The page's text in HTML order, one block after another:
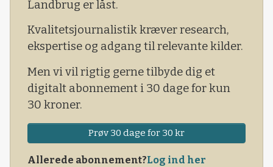
Landbrug er låst.
Kvalitetsjournalistik kræver research,
ekspertise og adgang til relevante kilder.
Men vi vil rigtig gerne tilbyde dig et
digitalt abonnement i 30 dage for kun
30 kroner.
Prøv 30 dage for 30 kr
Allerede abonnement?Log ind her